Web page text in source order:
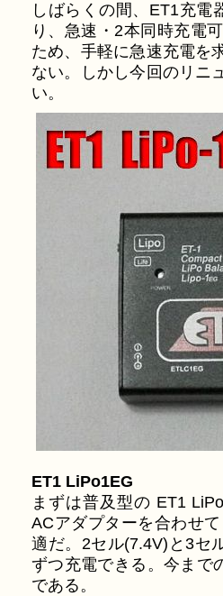
しばらくの間、ET1充電
り、急速・2本同時充電
ため、手軽に急速充電を
ない。しかし今回のリニ
い。
ET1 LiPo1EG
まずは普及型の ET1
ACアダプターを合わせ
適だ。2セル(7.4V)と3セ
ずつ充電できる。今まで
である。